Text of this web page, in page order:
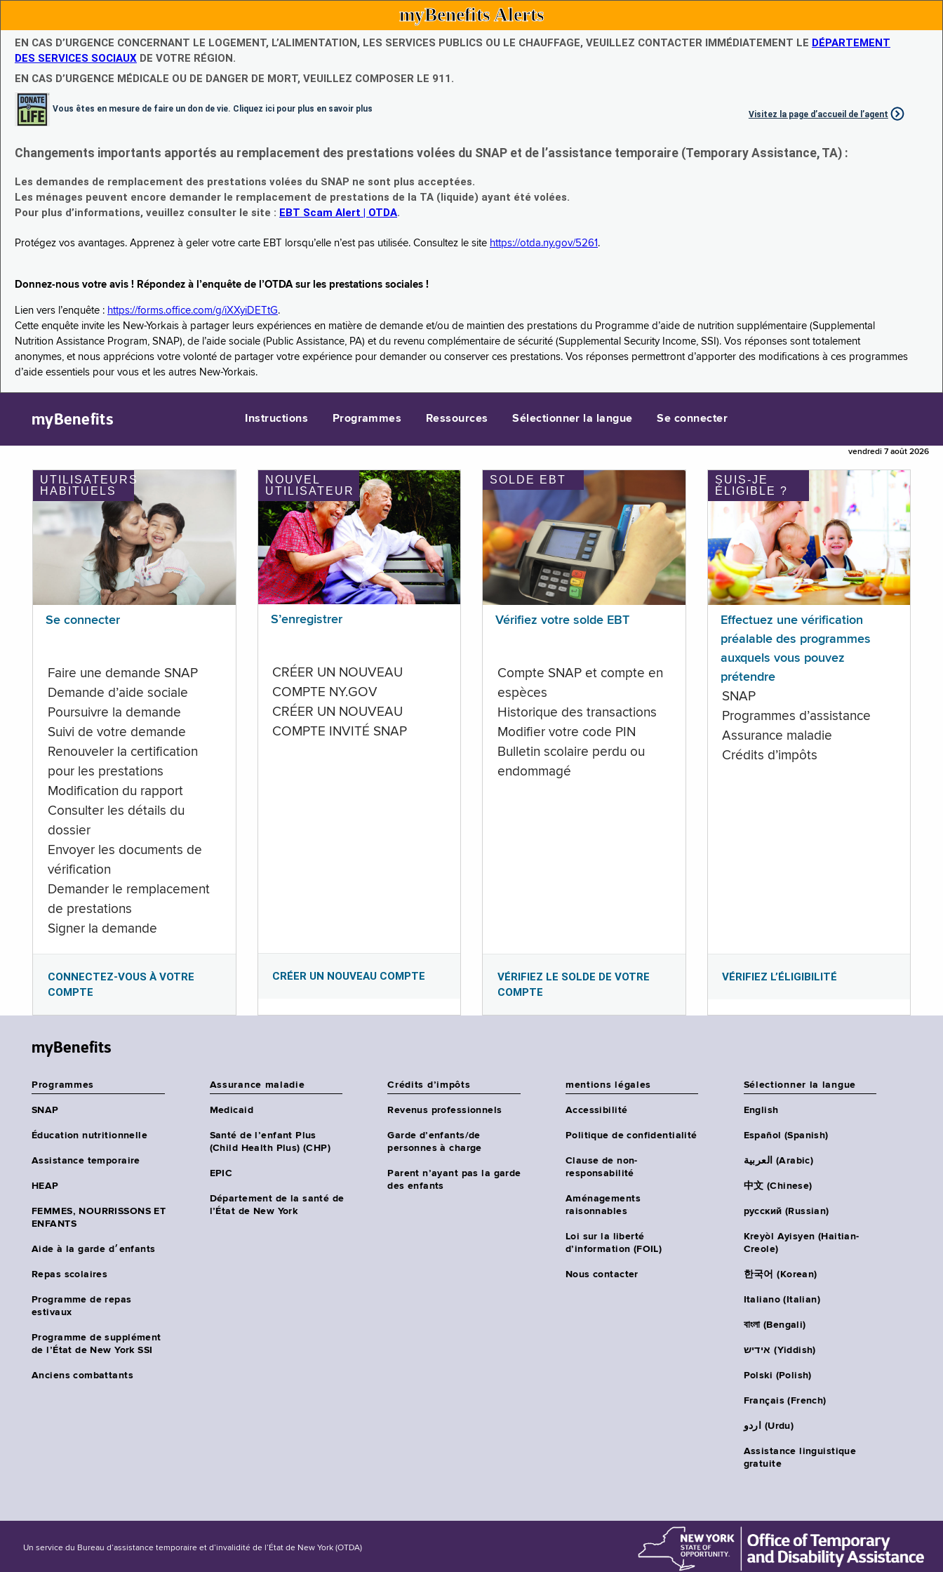
myBenefits Alerts
EN CAS D’URGENCE CONCERNANT LE LOGEMENT, L’ALIMENTATION, LES SERVICES PUBLICS OU LE CHAUFFAGE, VEUILLEZ CONTACTER IMMÉDIATEMENT LE DÉPARTEMENT
DES SERVICES SOCIAUX DE VOTRE RÉGION.
EN CAS D’URGENCE MÉDICALE OU DE DANGER DE MORT, VEUILLEZ COMPOSER LE 911.
Vous êtes en mesure de faire un don de vie. Cliquez ici pour plus en savoir plus
Visitez la page d’accueil de l’agent
Changements importants apportés au remplacement des prestations volées du SNAP et de l’assistance temporaire (Temporary Assistance, TA) :
Les demandes de remplacement des prestations volées du SNAP ne sont plus acceptées.
Les ménages peuvent encore demander le remplacement de prestations de la TA (liquide) ayant été volées.
Pour plus d’informations, veuillez consulter le site : EBT Scam Alert | OTDA.
Protégez vos avantages. Apprenez à geler votre carte EBT lorsqu’elle n’est pas utilisée. Consultez le site https://otda.ny.gov/5261 .
Donnez-nous votre avis ! Répondez à l’enquête de l’OTDA sur les prestations sociales !
Lien vers l’enquête : https://forms.office.com/g/iXXyiDETtG.
Cette enquête invite les New-Yorkais à partager leurs expériences en matière de demande et/ou de maintien des prestations du Programme d’aide de nutrition supplémentaire (Supplemental
Nutrition Assistance Program, SNAP), de l’aide sociale (Public Assistance, PA) et du revenu complémentaire de sécurité (Supplemental Security Income, SSI). Vos réponses sont totalement
anonymes, et nous apprécions votre volonté de partager votre expérience pour demander ou conserver ces prestations. Vos réponses permettront d’apporter des modifications à ces programmes
d’aide essentiels pour vous et les autres New-Yorkais.
myBenefits Instructions Programmes Ressources Sélectionner la langue Se connecter
vendredi 7 août 2026
UTILISATEURS
HABITUELS
Se connecter
Faire une demande SNAP
Demande d’aide sociale
Poursuivre la demande
Suivi de votre demande
Renouveler la certification
pour les prestations
Modification du rapport
Consulter les détails du
dossier
Envoyer les documents de
vérification
Demander le remplacement
de prestations
Signer la demande
CONNECTEZ-VOUS À VOTRE
COMPTE
NOUVEL
UTILISATEUR
S’enregistrer
CRÉER UN NOUVEAU
COMPTE NY.GOV
CRÉER UN NOUVEAU
COMPTE INVITÉ SNAP
CRÉER UN NOUVEAU COMPTE
SOLDE EBT
Vérifiez votre solde EBT
Compte SNAP et compte en
espèces
Historique des transactions
Modifier votre code PIN
Bulletin scolaire perdu ou
endommagé
VÉRIFIEZ LE SOLDE DE VOTRE
COMPTE
SUIS-JE
ÉLIGIBLE ?
Effectuez une vérification
préalable des programmes
auxquels vous pouvez
prétendre
SNAP
Programmes d’assistance
Assurance maladie
Crédits d’impôts
VÉRIFIEZ L’ÉLIGIBILITÉ
myBenefits
Programmes
SNAP
Éducation nutritionnelle
Assistance temporaire
HEAP
FEMMES, NOURRISSONS ET
ENFANTS
Aide à la garde d׳enfants
Repas scolaires
Programme de repas
estivaux
Programme de supplément
de l’État de New York SSI
Anciens combattants
Assurance maladie
Medicaid
Santé de l’enfant Plus
(Child Health Plus) (CHP)
EPIC
Département de la santé de
l’État de New York
Crédits d’impôts
Revenus professionnels
Garde d’enfants/de
personnes à charge
Parent n’ayant pas la garde
des enfants
mentions légales
Accessibilité
Politique de confidentialité
Clause de non-
responsabilité
Aménagements
raisonnables
Loi sur la liberté
d’information (FOIL)
Nous contacter
Sélectionner la langue
English
Español (Spanish)
العربية (Arabic)
中文 (Chinese)
русский (Russian)
Kreyòl Ayisyen (Haitian-
Creole)
한국어 (Korean)
Italiano (Italian)
বাংলা (Bengali)
אידיש (Yiddish)
Polski (Polish)
Français (French)
اردو (Urdu)
Assistance linguistique
gratuite
Un service du Bureau d’assistance temporaire et d’invalidité de l’État de New York (OTDA)